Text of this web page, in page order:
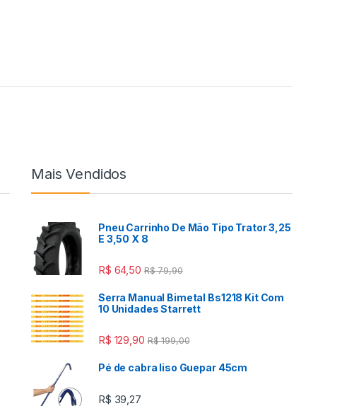
Mais Vendidos
Pneu Carrinho De Mão Tipo Trator 3,25
E 3,50 X 8
R$ 64,50 R$79,90
Serra Manual Bimetal Bs1218 Kit Com
10 Unidades Starrett
R$ 129,90 R$199,00
Pé de cabra liso Guepar 45cm
R$ 39,27